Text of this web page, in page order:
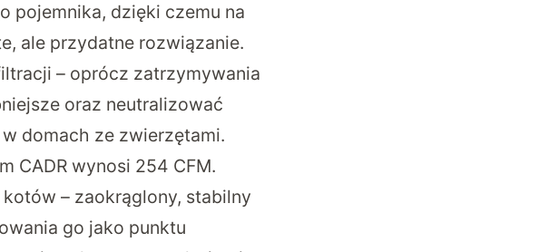
pojemnika, dzięki czemu na
ale przydatne rozwiązanie.
– oprócz zatrzymywania
oraz neutralizować
domach ze zwierzętami.
CADR wynosi 254 CFM.
kotów – zaokrąglony, stabilny
go jako punktu